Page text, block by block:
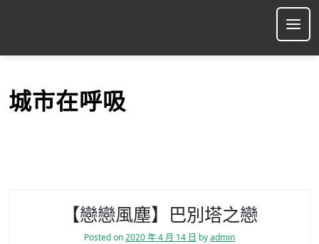
p
城市在呼吸
【戀戀風塵】巴別塔之戀
Posted on2020 年 4 月 14 日 byadmin